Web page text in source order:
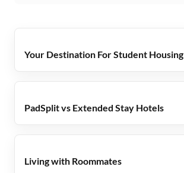
Your Destination For Student Housing
PadSplit vs Extended Stay Hotels
Living with Roommates